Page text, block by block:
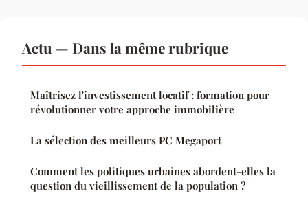
Actu — Dans la même rubrique
Maîtrisez l'investissement locatif : formation pour
révolutionner votre approche immobilière
La sélection des meilleurs PC Megaport
Comment les politiques urbaines abordent-elles la
question du vieillissement de la population ?